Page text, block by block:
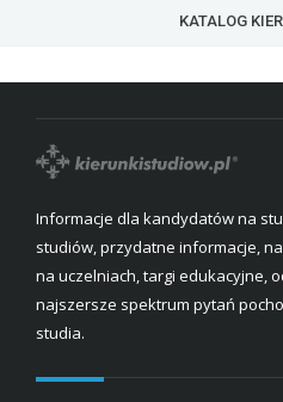
KATALOG
Informacje dla kandydatów na
studiów, przydatne informacje,
na uczelniach, targi edukacyjne,
najszersze spektrum pytań
studia.